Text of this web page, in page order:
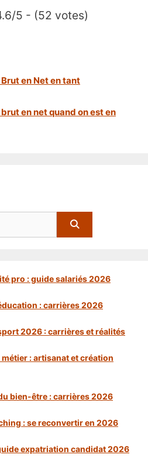
5 - (52 votes)
en Net en tant
en net quand on est en
pro : guide salariés 2026
: carrières 2026
2026 : carrières et réalités
: artisanat et création
bien-être : carrières 2026
: se reconvertir en 2026
expatriation candidat 2026